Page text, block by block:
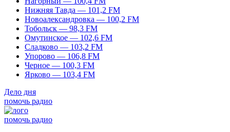
Нижняя Тавда — 101,2 FM
Новоалександровка — 100,2 FM
Тобольск — 98,3 FM
Омутинское — 102,6 FM
Сладково — 103,2 FM
Упорово — 106,8 FM
Черное — 100,3 FM
Ярково — 103,4 FM
Дело дня
помочь радио
помочь радио